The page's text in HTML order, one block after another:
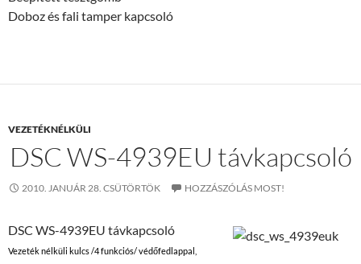
Doboz és fali tamper kapcsoló
VEZETÉKNÉLKÜLI
DSC WS-4939EU távkapcsoló
2010. JANUÁR 28. CSÜTÖRTÖK HOZZÁSZÓLÁS MOST!
DSC WS-4939EU távkapcsoló
Vezeték nélküli kulcs /4 funkciós/ védőfedlappal,